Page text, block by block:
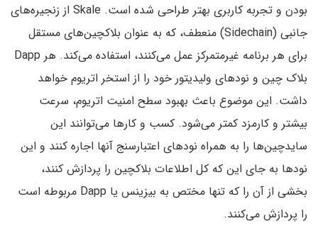
بودن و تجربه کاربری بهتر طراحی شده است. Skale از زنجیره‌های
جانبی (Sidechain) منعطف، که به عنوان بلاکچین‌های مستقل
برای هر برنامه غیرمتمرکز عمل می‌کنند، استفاده می‌کند. هر Dapp
بلاک چین و نودهای ولیدیتور خود را از استخر اتریوم خواهد
داشت. این موضوع باعث بهبود سطح امنیت اتریوم، سرعت
بیشتر و کارمزد کمتر می‌شود. کسب و کارها می‌توانند این
سایدچین‌ها را به همراه نودهای اعتبارسنج آنها اجاره کنند و این
نودها به جای این که کل اطلاعات بلاکچین را پردازش کنند،
بخشی از آن را که تنها مختص به بیزینس یا Dapp مربوطه است
را پردازش می‌کنند.